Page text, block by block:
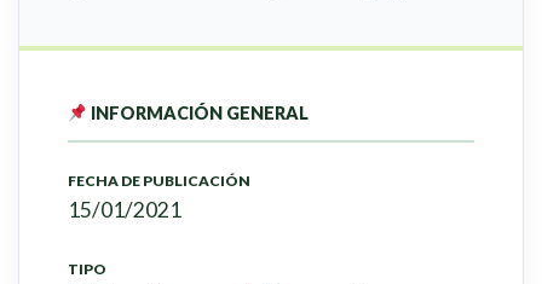
INFORMACIÓN GENERAL
FECHA DE PUBLICACIÓN
15/01/2021
TIPO